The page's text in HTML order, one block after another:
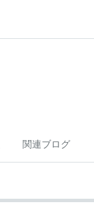
関連ブログ